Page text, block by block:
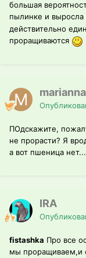
большая
пылинке и
действительно
проращиваются
marianna
ПОдскажите,
не прорасти? Я
а вот пшеница
IRA
fistashka Про все
мы проращиваем,и